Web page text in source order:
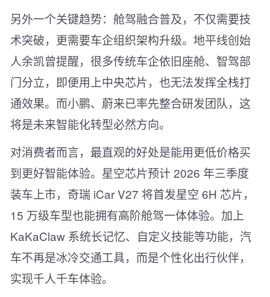
另外一个关键趋势：舱驾融合普及，不仅需要技
术突破，更需要车企组织架构升级。地平线创始
人余凯曾提醒，很多传统车企依旧座舱、智驾部
门分立，即便用上中央芯片，也无法发挥全栈打
通效果。而小鹏、蔚来已率先整合研发团队，这
将是未来智能化转型必然方向。
对消费者而言，最直观的好处是能用更低价格买
到更好智能体验。星空芯片预计 2026 年三季度
装车上市，奇瑞 iCar V27 将首发星空 6H 芯片，
15 万级车型也能拥有高阶舱驾一体体验。加上
KaKaClaw 系统长记忆、自定义技能等功能，汽
车不再是冰冷交通工具，而是个性化出行伙伴，
实现千人千车体验。